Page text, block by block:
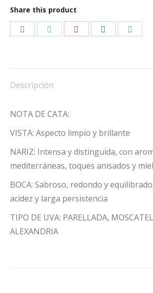
Share this product
Descripción
NOTA DE CATA:
VISTA: Aspecto limpio y brillante
NARIZ: Intensa y distinguida, con
mediterráneas, toques anisados y miel
BOCA: Sabroso, redondo y
acidez y larga persistencia
TIPO DE UVA: PARELLADA,
ALEXANDRIA